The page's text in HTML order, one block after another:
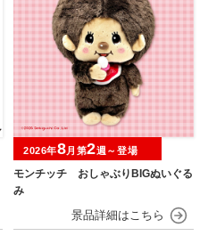
モンチッチ おしゃぶりBIGぬいぐる
み
2026年8月第2週～登場